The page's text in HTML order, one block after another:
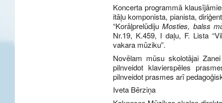
Koncerta programmā
itāļu komponista, pianista,
“KorāļprelūdijuMosties, balss
Nr.19, K.459, I daļu, F. Lista
vakara mūziku”.
Novēlam mūsu skolotājai
pilnveidot klavierspēles
pilnveidot prasmes arī
Iveta Bērziņa